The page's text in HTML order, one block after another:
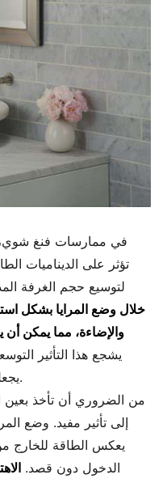
في ممارسات فنغ شوي،
تؤثر على الديناميات
لتوسيع حجم الغرفة
خلال وضع المرايا بشكل
والإضاءة، مما يمكن
يشجع هذا التأثير
يجعل متجرك مكانًا أكثر دعوة للتسوق.
من الضروري أن تأخذ بعين
إلى تأثير مفيد. وضع
يعكس الطاقة للخارج
الدخول دون قصد.